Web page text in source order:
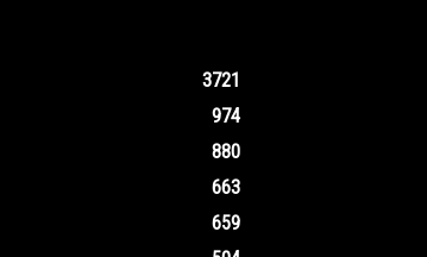
3721
974
880
663
659